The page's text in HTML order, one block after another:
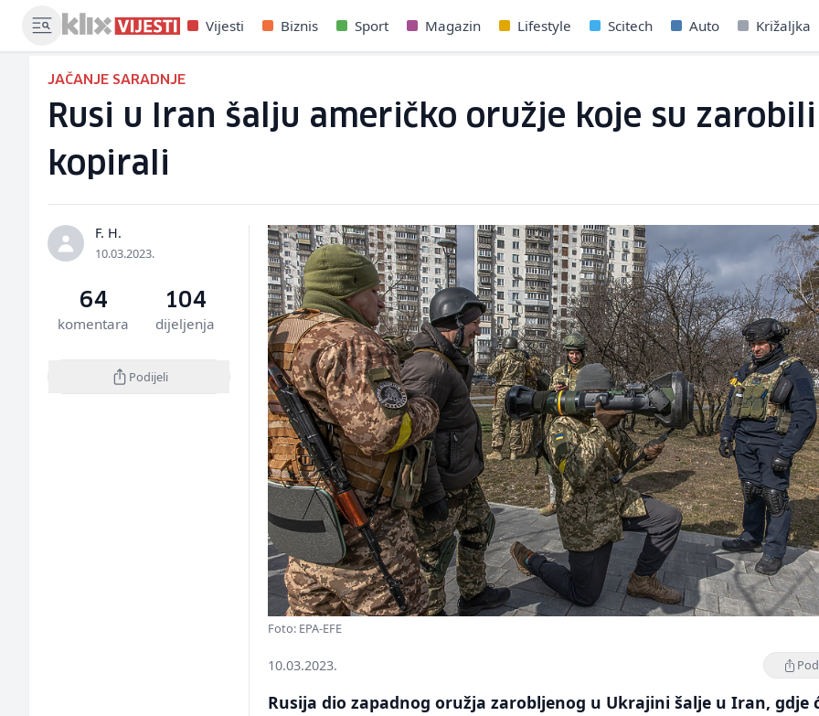
Vijesti Biznis Sport Magazin Lifestyle Scitech Auto Križaljka
JAČANJE SARADNJE
Rusi u Iran šalju američko oružje koje su
kopirali
F. H.
10.03.2023.
64
komentara
104
dijeljenja
Podijeli
Foto: EPA-EFE
10.03.2023.
Rusija dio zapadnog oružja zarobljenog u Ukrajini šalje u Iran, gdje